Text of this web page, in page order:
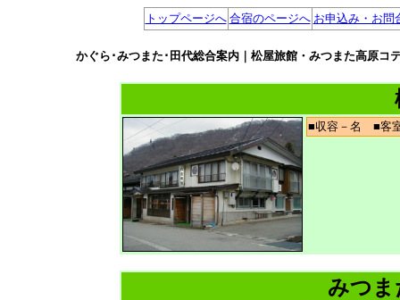
トップページへ 合宿のページへ お申込み・お問
かぐら･みつまた･田代総合案内｜松屋旅館・みつまた高原コ
■収容－名 ■客
みつま